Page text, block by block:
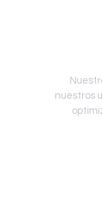
nuestros